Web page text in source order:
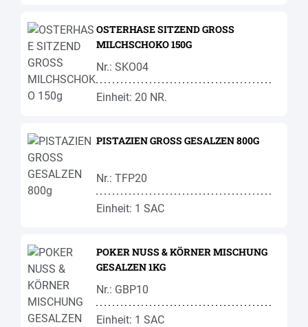
OSTERHASE SITZEND GROSS
MILCHSCHOKO 150G
Nr.: SKO04
Einheit: 20 NR.
PISTAZIEN GROSS GESALZEN 800G
Nr.: TFP20
Einheit: 1 SAC
POKER NUSS & KÖRNER MISCHUNG
GESALZEN 1KG
Nr.: GBP10
Einheit: 1 SAC